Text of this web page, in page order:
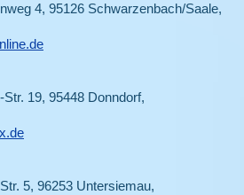
4, 95126 Schwarzenbach/Saale,
19, 95448 Donndorf,
5, 96253 Untersiemau,